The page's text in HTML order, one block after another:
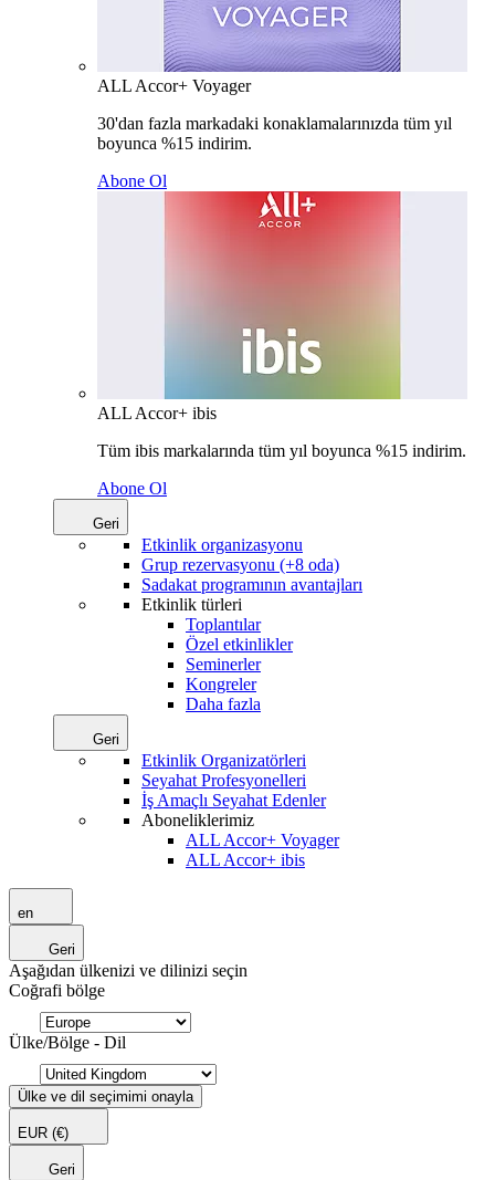
ALL Accor+ Voyager
30'dan fazla markadaki konaklamalarınızda tüm yıl
boyunca %15 indirim.
Abone Ol
ALL Accor+ ibis
Tüm ibis markalarında tüm yıl boyunca %15 indirim.
Abone Ol
Geri
Etkinlik organizasyonu
Grup rezervasyonu (+8 oda)
Sadakat programının avantajları
Etkinlik türleri
Toplantılar
Özel etkinlikler
Seminerler
Kongreler
Daha fazla
Geri
Etkinlik Organizatörleri
Seyahat Profesyonelleri
İş Amaçlı Seyahat Edenler
Aboneliklerimiz
ALL Accor+ Voyager
ALL Accor+ ibis
en
Geri
Aşağıdan ülkenizi ve dilinizi seçin
Coğrafi bölge
Ülke/Bölge - Dil
Ülke ve dil seçimimi onayla
EUR (€)
Geri